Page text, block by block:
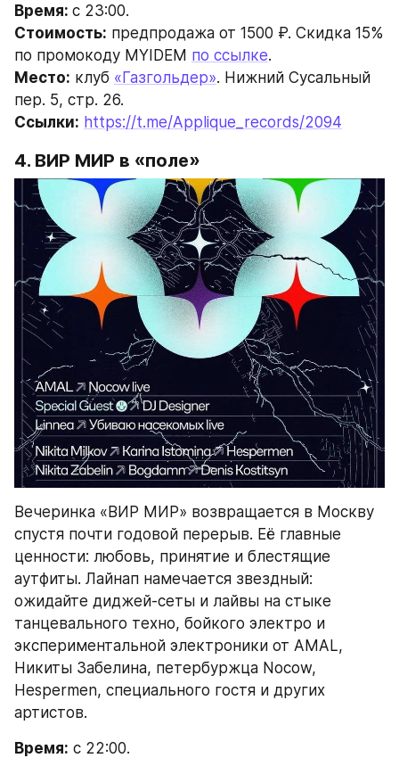
Время: с 23:00.
Стоимость: предпродажа от 1500 ₽. Скидка 15%
по промокоду MYIDEM по ссылке.
Место: клуб «Газгольдер». Нижний Сусальный
пер. 5, стр. 26.
Ссылки: https://t.me/Applique_records/2094
4. ВИР МИР в «поле»
Вечеринка «ВИР МИР» возвращается в Москву
спустя почти годовой перерыв. Её главные
ценности: любовь, принятие и блестящие
аутфиты. Лайнап намечается звездный:
ожидайте диджей-сеты и лайвы на стыке
танцевального техно, бойкого электро и
экспериментальной электроники от AMAL,
Никиты Забелина, петербуржца Nocow,
Hespermen, специального гостя и других
артистов.
Время: с 22:00.